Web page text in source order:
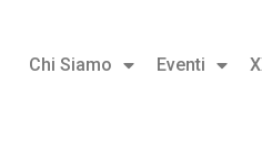
Chi Siamo Eventi